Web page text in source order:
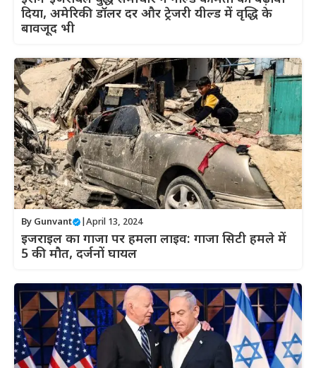
दिया, अमेरिकी डॉलर दर और ट्रेजरी यील्ड में वृद्धि के
बावजूद भी
By Gunvant April 13, 2024
इजराइल का गाजा पर हमला लाइव: गाजा सिटी हमले में
5 की मौत, दर्जनों घायल